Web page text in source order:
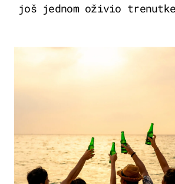
još jednom oživio